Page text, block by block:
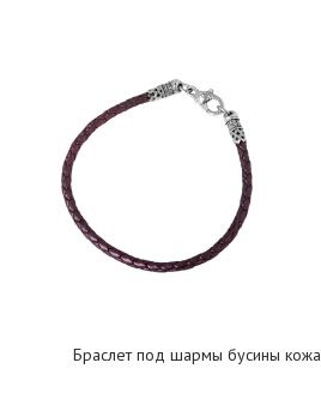
Браслет под шармы бусины